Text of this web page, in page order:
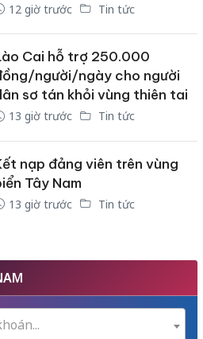
12 giờ trước Tin tức
Cai hỗ trợ 250.000
người/ngày cho người
sơ tán khỏi vùng thiên tai
13 giờ trước Tin tức
nạp đảng viên trên vùng
Tây Nam
13 giờ trước Tin tức